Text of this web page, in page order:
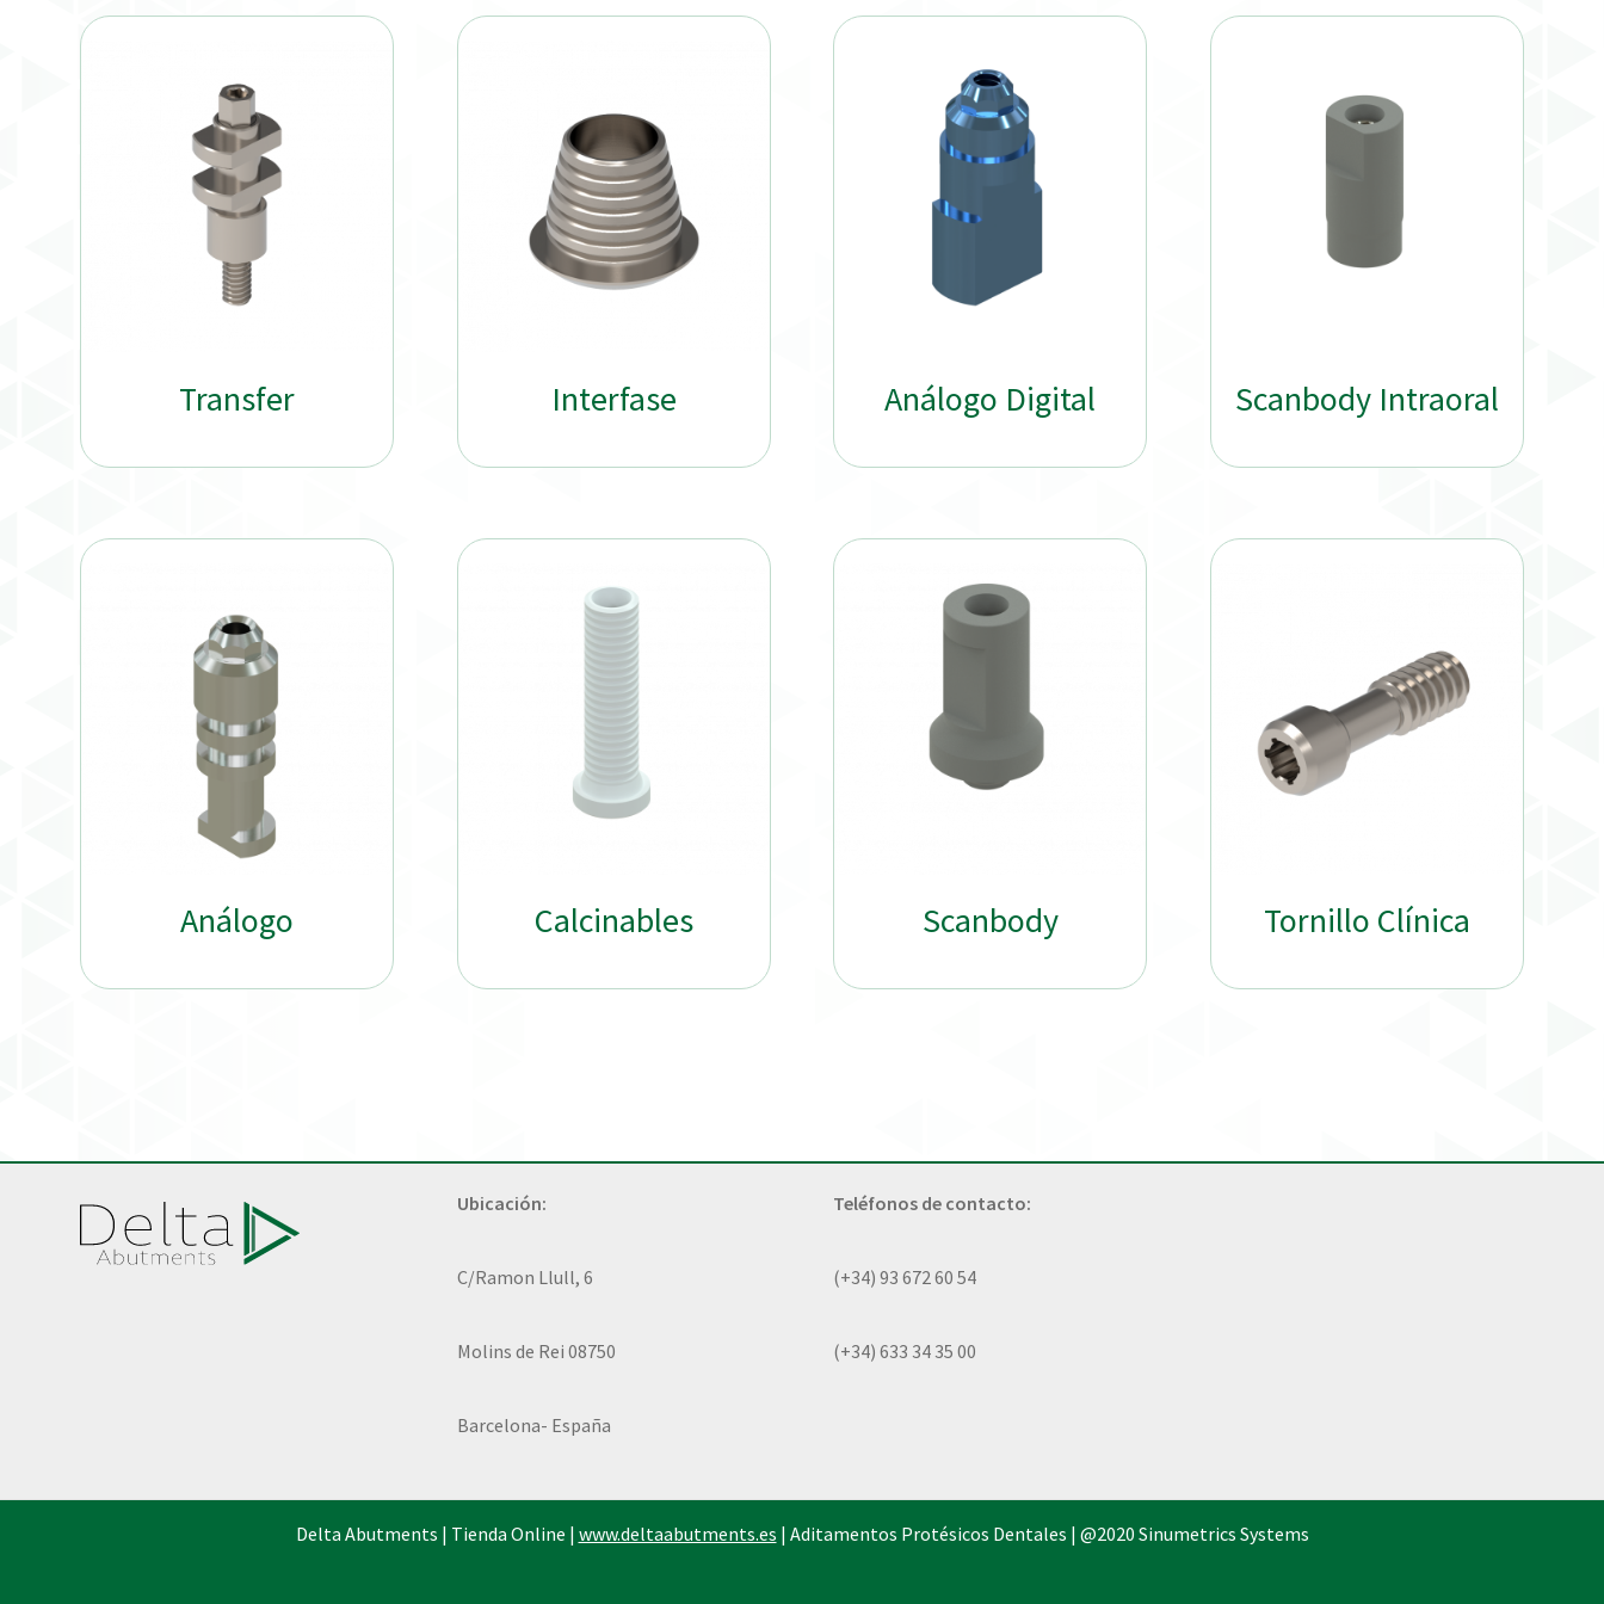
Transfer Interfase Análogo Digital Scanbody Intraoral
Análogo Calcinables Scanbody Tornillo Clínica
Ubicación:
C/Ramon Llull, 6
Molins de Rei 08750
Barcelona- España
Teléfonos de contacto:
(+34) 93 672 60 54
(+34) 633 34 35 00
Delta Abutments | Tienda Online | www.deltaabutments.es | Aditamentos Protésicos Dentales | @2020 Sinumetrics Systems